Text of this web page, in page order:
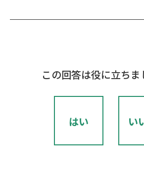
この回答は役に立ちま
はい い